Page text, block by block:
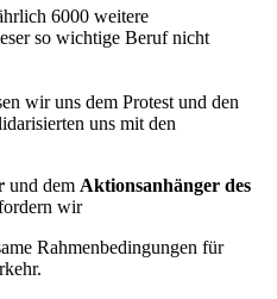
6000 weitere
so wichtige Beruf nicht
wir uns dem Protest und den
uns mit den
und dem Aktionsanhänger des
wir
Rahmenbedingungen für